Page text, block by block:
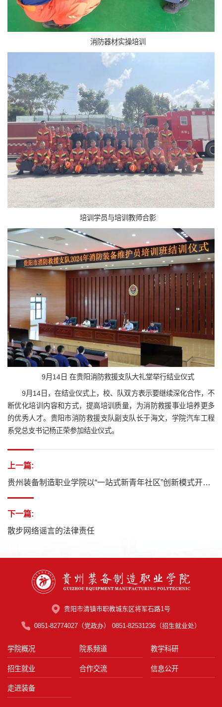
消防器材实操培训
培训学员与培训教师合影
9月14日 在贵阳消防救援支队大礼堂举行结业仪式
9月14日，在结业仪式上，校、队双方表示要继续深化合作，不
断优化培训内容和方式，提高培训质量，为消防救援事业培养更多
的优秀人才。贵阳市消防救援支队副支队长于海文，学院汽车工程
系党总支书记杨正荣参加结业仪式。
上一篇:
贵州装备制造职业学院以“一站式新青年社区”创新模式开展2025年秋季开学 “反诈第一课”主题宣讲活动
下一篇:
散步网络谣言的法律责任
贵阳市清镇市职教城东区将军石路1号
0851-82774027（党政办） 0851-82531236（招生就业处）
学院概况 院系频道 教学科研
招生就业 合作交流 信息公开
走进装备